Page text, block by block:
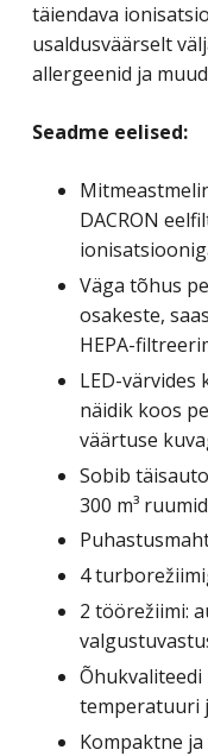
täiendava
usaldusväärselt
allergeenid ja
Seadme eelised:
DACRON
Väga tõhus
osakeste,
HEPA-
LED-
näidik koos
väärtuse
Sobib
300 m³
4
2 töörežiimi:
Õhukvaliteedi
temperatuuri
Kompaktne